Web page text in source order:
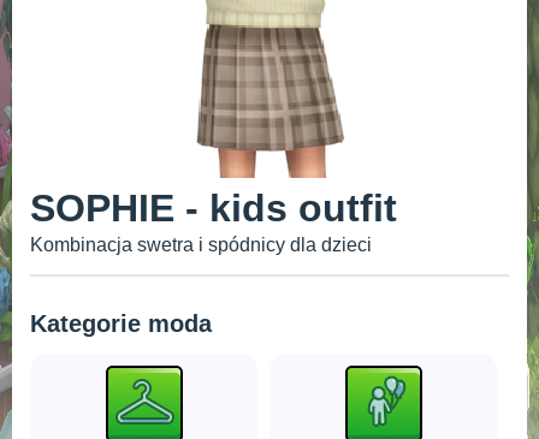
SOPHIE - kids outfit
Kombinacja swetra i spódnicy dla dzieci
Kategorie moda